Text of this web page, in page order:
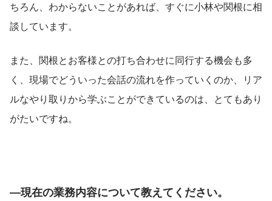
ちろん、わからないことがあれば、すぐに小林や関根に相
談しています。
また、関根とお客様との打ち合わせに同行する機会も多
く、現場でどういった会話の流れを作っていくのか、リア
ルなやり取りから学ぶことができているのは、とてもあり
がたいですね。
―現在の業務内容について教えてください。